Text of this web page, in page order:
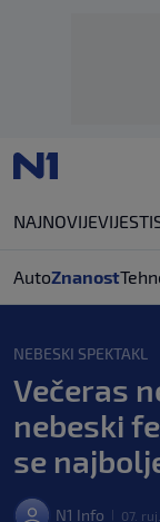
NAJNOVIJEVIJESTI
AutoZnanost
NEBESKI SPEKTAKL
Večeras
nebeski
se
N1 Info 07.